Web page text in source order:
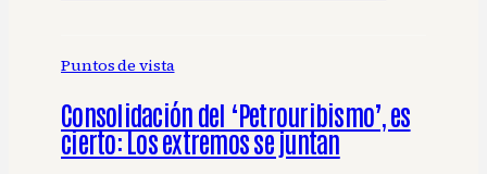
Puntos de vista
Consolidación del ‘Petrouribismo’, es
cierto: Los extremos se juntan